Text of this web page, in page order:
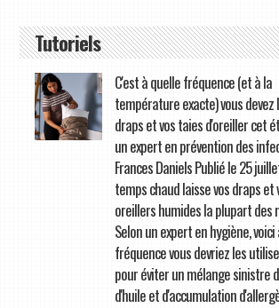
Tutoriels
C'est à quelle fréquence (et à la
température exacte) vous devez
draps et vos taies d'oreiller cet
un expert en prévention des
Frances Daniels Publié le 25
temps chaud laisse vos draps et
oreillers humides la plupart des
Selon un expert en hygiène,
fréquence vous devriez les
pour éviter un mélange sinistre
d'huile et d'accumulation